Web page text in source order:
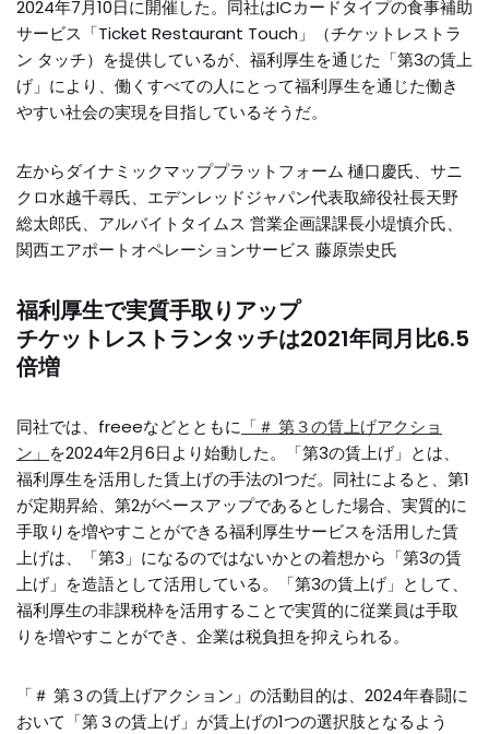
2024年7月10日に開催した。同社はICカードタイプの食事補助
サービス「Ticket Restaurant Touch」（チケットレストラ
ン タッチ）を提供しているが、福利厚生を通じた「第3の賃上
げ」により、働くすべての人にとって福利厚生を通じた働き
やすい社会の実現を目指しているそうだ。
左からダイナミックマッププラットフォーム 樋口慶氏、サニ
クロ水越千尋氏、エデンレッドジャパン代表取締役社長天野
総太郎氏、アルバイトタイムス 営業企画課課長小堤慎介氏、
関西エアポートオペレーションサービス 藤原崇史氏
福利厚生で実質手取りアップ
チケットレストランタッチは2021年同月比6.5
倍増
同社では、freeeなどとともに 「＃ 第３の賃上げアクショ
ン」 を2024年2月6日より始動した。「第3の賃上げ」とは、
福利厚生を活用した賃上げの手法の1つだ。同社によると、第1
が定期昇給、第2がベースアップであるとした場合、実質的に
手取りを増やすことができる福利厚生サービスを活用した賃
上げは、「第3」になるのではないかとの着想から「第3の賃
上げ」を造語として活用している。「第3の賃上げ」として、
福利厚生の非課税枠を活用することで実質的に従業員は手取
りを増やすことができ、企業は税負担を抑えられる。
「＃ 第３の賃上げアクション」の活動目的は、2024年春闘に
おいて「第３の賃上げ」が賃上げの1つの選択肢となるよう